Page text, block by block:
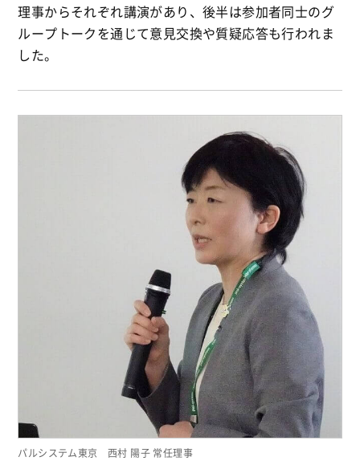
理事からそれぞれ講演があり、後半は参加者同士のグ
ループトークを通じて意見交換や質疑応答も行われま
した。
パルシステム東京 西村 陽子 常任理事